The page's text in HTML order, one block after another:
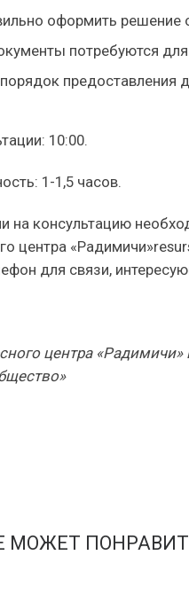
оформить решение
потребуются
предоставления
10:00.
1-1,5 часов.
на консультацию
центра
для связи,
центра
МОЖЕТ